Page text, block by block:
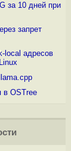
за 10 дней при
запрет
local адресов
в OSTree